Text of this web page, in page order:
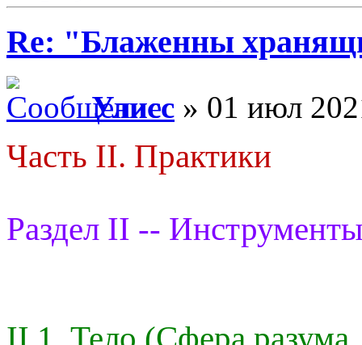
Re: "Блаженны
Улисс » 01 июл
Часть II. Практики
Раздел II --